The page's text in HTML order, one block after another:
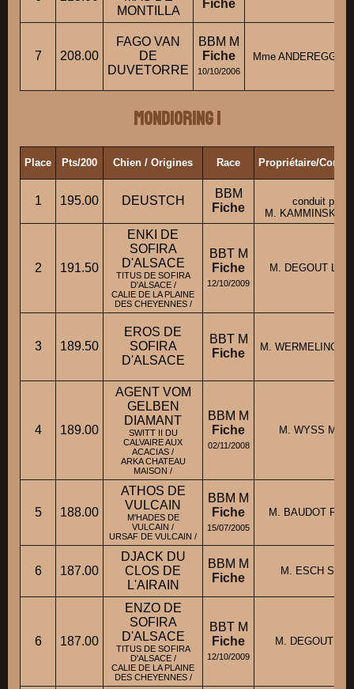
MONTILLA
Fiche
7 208.00
FAGO VAN
DE
DUVETORRE
BBM M
Fiche
10/10/2006
Mme ANDEREGG
Mondioring 1
Place Pts/200 Chien / Origines Race Propriétaire/
1 195.00 DEUSTCH
BBM
Fiche
conduit par
M. KAMMINSKI
2 191.50
ENKI DE
SOFIRA
D'ALSACE
TITUS DE SOFIRA
D'ALSACE /
CALIE DE LA PLAINE
DES CHEYENNES /
BBT M
Fiche
12/10/2009
M. DEGOUT
3 189.50
EROS DE
SOFIRA
D'ALSACE
BBT M
Fiche
M.
4 189.00
AGENT VOM
GELBEN
DIAMANT
SWITT II DU
CALVAIRE AUX
ACACIAS /
ARKA CHATEAU
MAISON /
BBM M
Fiche
02/11/2008
M. WYSS
5 188.00
ATHOS DE
VULCAIN
M'HADES DE
VULCAIN /
URSAF DE VULCAIN /
BBM M
Fiche
15/07/2005
M. BAUDOT
6 187.00
DJACK DU
CLOS DE
L'AIRAIN
BBM M
Fiche
M. ESCH Serge
6 187.00
ENZO DE
SOFIRA
D'ALSACE
TITUS DE SOFIRA
D'ALSACE /
CALIE DE LA PLAINE
DES CHEYENNES /
BBT M
Fiche
12/10/2009
M. DEGOUT